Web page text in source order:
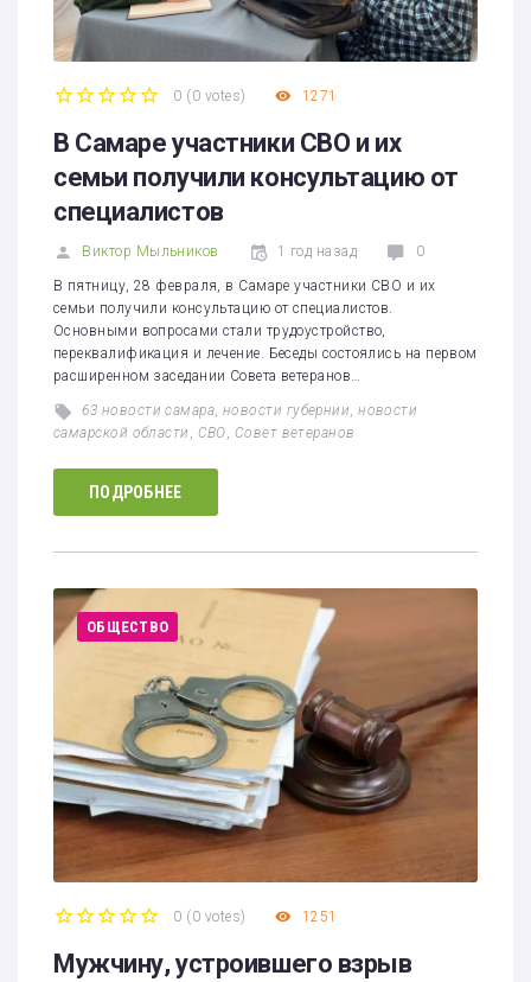
0 ( 0 votes) 1271
В Самаре участники СВО и их
семьи получили консультацию от
специалистов
Виктор Мыльников 1 год назад 0
В пятницу, 28 февраля, в Самаре участники СВО и их
семьи получили консультацию от специалистов.
Основными вопросами стали трудоустройство,
переквалификация и лечение. Беседы состоялись на первом
расширенном заседании Совета ветеранов…
63 новости самара,новости губернии,новости
самарской области , СВО, Совет ветеранов
ПОДРОБНЕЕ
ОБЩЕСТВО
0 ( 0 votes) 1251
Мужчину, устроившего взрыв